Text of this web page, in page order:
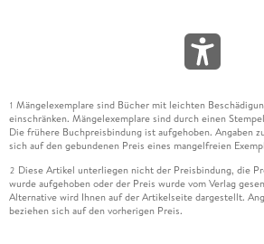
1 Mängelexemplare sind Bücher mit leichten
einschränken. Mängelexemplare sind durch einen
Die frühere Buchpreisbindung ist aufgehoben. Angaben
sich auf den gebundenen Preis eines mangelfreien
2 Diese Artikel unterliegen nicht der Preisbindung, die
wurde aufgehoben oder der Preis wurde vom Verlag
Alternative wird Ihnen auf der Artikelseite dargestellt.
beziehen sich auf den vorherigen Preis.